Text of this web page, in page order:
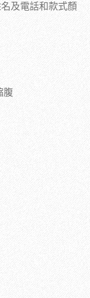
及電話和款式顏
腹